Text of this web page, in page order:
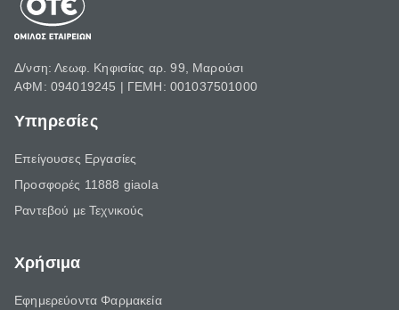
Δ/νση: Λεωφ. Κηφισίας αρ. 99, Μαρούσι
ΑΦΜ: 094019245 | ΓΕΜΗ: 001037501000
Υπηρεσίες
Επείγουσες Εργασίες
Προσφορές 11888 giaola
Ραντεβού με Τεχνικούς
Χρήσιμα
Εφημερεύοντα Φαρμακεία